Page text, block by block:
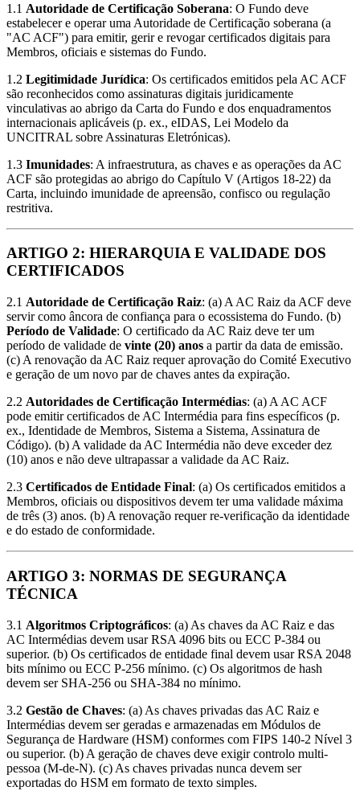
1.1 Autoridade de Certificação Soberana: O Fundo deve
estabelecer e operar uma Autoridade de Certificação soberana (a
"AC ACF") para emitir, gerir e revogar certificados digitais para
Membros, oficiais e sistemas do Fundo.
1.2 Legitimidade Jurídica: Os certificados emitidos pela AC ACF
são reconhecidos como assinaturas digitais juridicamente
vinculativas ao abrigo da Carta do Fundo e dos enquadramentos
internacionais aplicáveis (p. ex., eIDAS, Lei Modelo da
UNCITRAL sobre Assinaturas Eletrónicas).
1.3 Imunidades: A infraestrutura, as chaves e as operações da AC
ACF são protegidas ao abrigo do Capítulo V (Artigos 18-22) da
Carta, incluindo imunidade de apreensão, confisco ou regulação
restritiva.
ARTIGO 2: HIERARQUIA E VALIDADE DOS
CERTIFICADOS
2.1 Autoridade de Certificação Raiz: (a) A AC Raiz da ACF deve
servir como âncora de confiança para o ecossistema do Fundo. (b)
Período de Validade: O certificado da AC Raiz deve ter um
período de validade de vinte (20) anos a partir da data de emissão.
(c) A renovação da AC Raiz requer aprovação do Comité Executivo
e geração de um novo par de chaves antes da expiração.
2.2 Autoridades de Certificação Intermédias: (a) A AC ACF
pode emitir certificados de AC Intermédia para fins específicos (p.
ex., Identidade de Membros, Sistema a Sistema, Assinatura de
Código). (b) A validade da AC Intermédia não deve exceder dez
(10) anos e não deve ultrapassar a validade da AC Raiz.
2.3 Certificados de Entidade Final: (a) Os certificados emitidos a
Membros, oficiais ou dispositivos devem ter uma validade máxima
de três (3) anos. (b) A renovação requer re-verificação da identidade
e do estado de conformidade.
ARTIGO 3: NORMAS DE SEGURANÇA
TÉCNICA
3.1 Algoritmos Criptográficos: (a) As chaves da AC Raiz e das
AC Intermédias devem usar RSA 4096 bits ou ECC P-384 ou
superior. (b) Os certificados de entidade final devem usar RSA 2048
bits mínimo ou ECC P-256 mínimo. (c) Os algoritmos de hash
devem ser SHA-256 ou SHA-384 no mínimo.
3.2 Gestão de Chaves: (a) As chaves privadas das AC Raiz e
Intermédias devem ser geradas e armazenadas em Módulos de
Segurança de Hardware (HSM) conformes com FIPS 140-2 Nível 3
ou superior. (b) A geração de chaves deve exigir controlo multi-
pessoa (M-de-N). (c) As chaves privadas nunca devem ser
exportadas do HSM em formato de texto simples.